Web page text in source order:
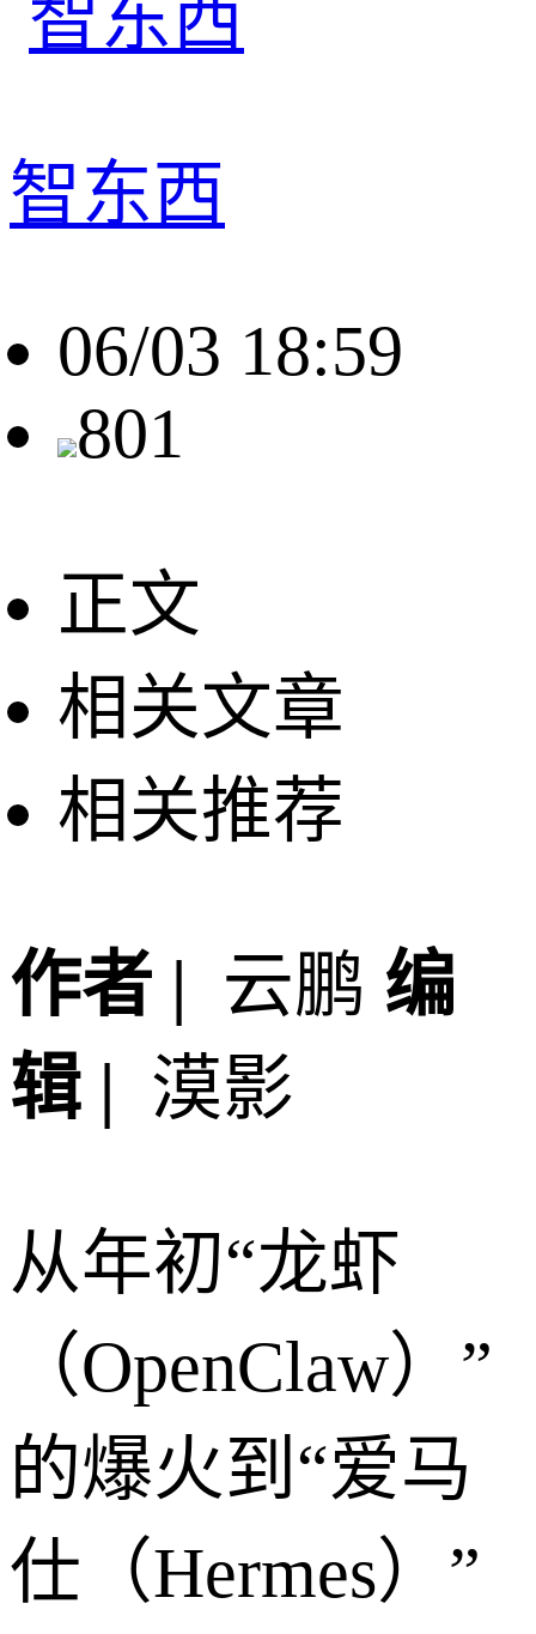
智东西
06/03 18:59
801
正文
相关文章
相关推荐
作者 | 云鹏 编
辑 | 漠影
从年初“龙虾
（OpenClaw）”
的爆火到“爱马
仕（Hermes）”